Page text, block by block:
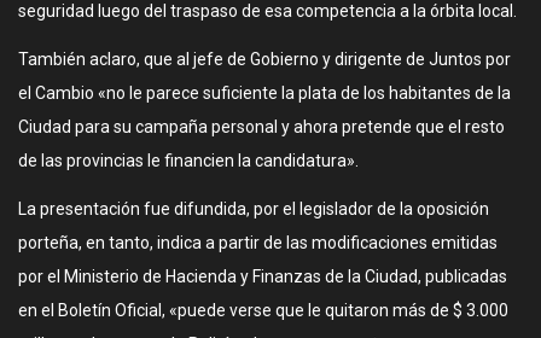
seguridad luego del traspaso de esa competencia a la órbita local.
También aclaro, que al jefe de Gobierno y dirigente de Juntos por
el Cambio «no le parece suficiente la plata de los habitantes de la
Ciudad para su campaña personal y ahora pretende que el resto
de las provincias le financien la candidatura».
La presentación fue difundida, por el legislador de la oposición
porteña, en tanto, indica a partir de las modificaciones emitidas
por el Ministerio de Hacienda y Finanzas de la Ciudad, publicadas
en el Boletín Oficial, «puede verse que le quitaron más de $ 3.000